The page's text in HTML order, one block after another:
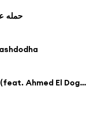
حمله
ياما حبينا ناس بس خسرنا (feat. Ahmed El Dogary & Omar ID)